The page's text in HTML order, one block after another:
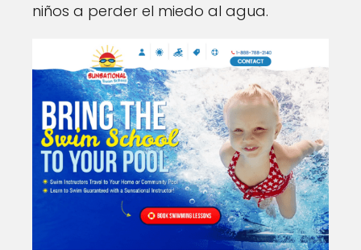
niños a perder el miedo al agua.